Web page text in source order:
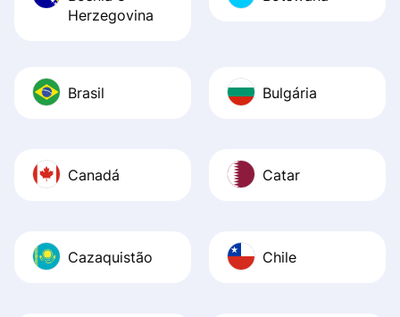
Herzegovina
Brasil Bulgária
Canadá Catar
Cazaquistão Chile